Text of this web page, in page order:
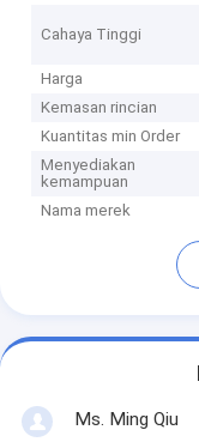
Cahaya Tinggi
Harga
Kemasan rincian
Kuantitas min Order
Menyediakan
kemampuan
Nama merek
Ms. Ming Qiu